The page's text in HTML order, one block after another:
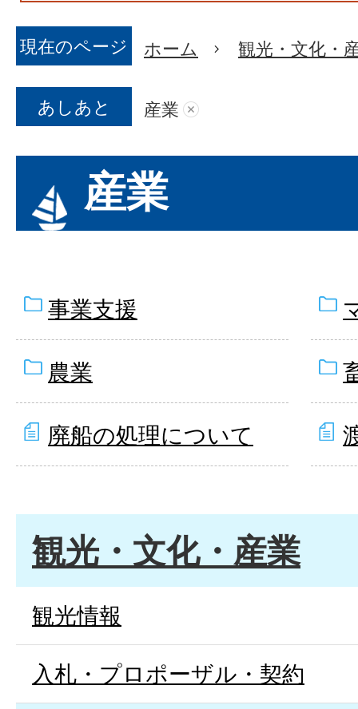
現在のページ ホーム 観光・文化・
あしあと 産業
産業
事業支援
農業
廃船の処理について
観光・文化・産業
観光情報
入札・プロポーザル・契約